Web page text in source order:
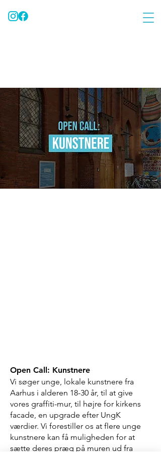
Open Call: Kunstnere
Vi søger unge, lokale kunstnere fra
Aarhus i alderen 18-30 år, til at give
vores graffiti-mur, til højre for kirkens
facade, en upgrade efter UngK
værdier. Vi forestiller os at flere unge
kunstnere kan få muligheden for at
sætte deres præg på muren ud fra